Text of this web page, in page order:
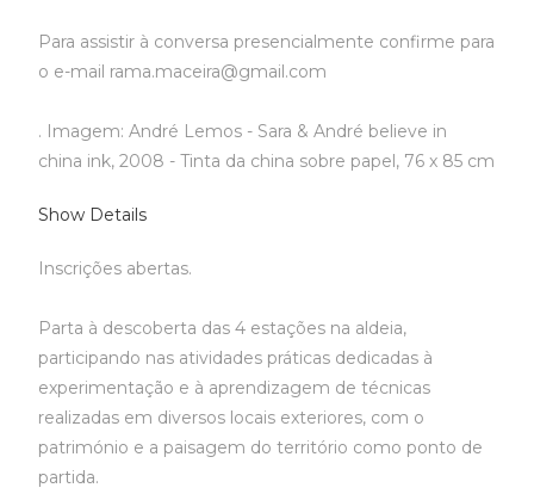
Para assistir à conversa presencialmente confirme para
o e-mail rama.maceira@gmail.com
. Imagem: André Lemos - Sara & André believe in
china ink, 2008 - Tinta da china sobre papel, 76 x 85 cm
Show Details
Inscrições abertas.
Parta à descoberta das 4 estações na aldeia,
participando nas atividades práticas dedicadas à
experimentação e à aprendizagem de técnicas
realizadas em diversos locais exteriores, com o
património e a paisagem do território como ponto de
partida.